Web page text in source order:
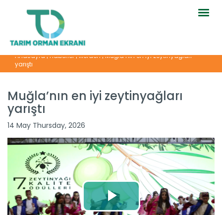
Anasayfa|Haberler|İllerden|Muğla’nın en iyi zeytinyağları
yarıştı
Muğla’nın en iyi zeytinyağları
yarıştı
14 May Thursday, 2026